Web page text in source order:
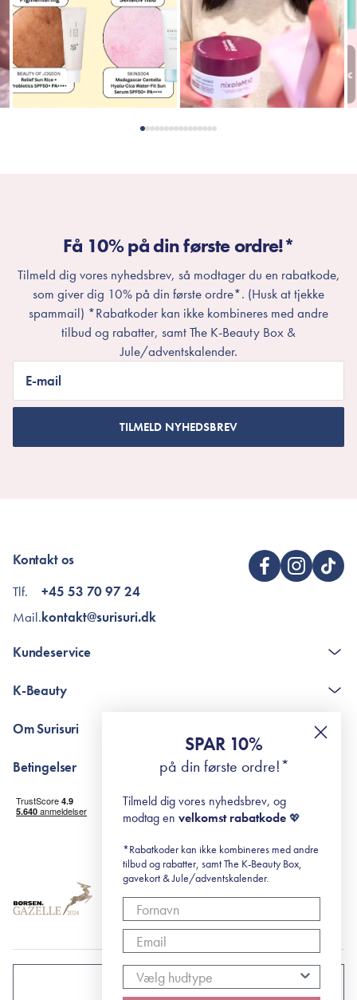
Få 10% på din første ordre!*
Tilmeld dig vores nyhedsbrev, så modtager du en rabatkode,
som giver dig 10% på din første ordre*. (Husk at tjekke
spammail) *Rabatkoder kan ikke kombineres med andre
tilbud og rabatter, samt The K-Beauty Box &
Jule/adventskalender.
E-mail
TILMELD NYHEDSBREV
Kontakt os
Tlf.
Mail.
+45 53 70 97 24
kontakt@surisuri.dk
Kundeservice
The K-Beauty Box - spørgsmål og svar
RE-ZIP
K-Beauty
Retinol for begyndere
surisuri's mini guide til rosacea
Om Surisuri
Black Friday
Betingelser
Levering og returnering
Handelsbetingelser
Abonnementsbetingelser
DANMARK
SPAR 10%
på din første ordre!*
Tilmeld dig vores nyhedsbrev, og
modtag en velkomst rabatkode 💖
*Rabatkoder kan ikke kombineres med andre
tilbud og rabatter, samt The K-Beauty Box,
gavekort & Jule/adventskalender.